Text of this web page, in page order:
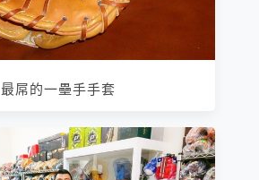
最屌的一壘手手套